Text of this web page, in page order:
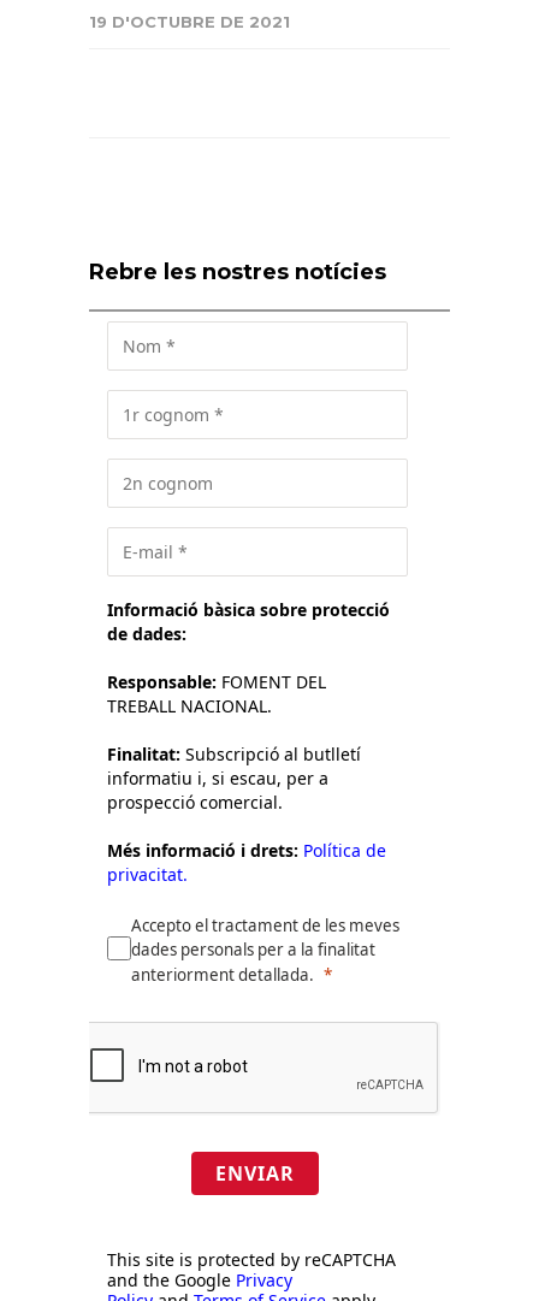
19 D'OCTUBRE DE 2021
Rebre les nostres notícies
Informació bàsica sobre protecció
de dades:
Responsable: FOMENT DEL
TREBALL NACIONAL.
Finalitat: Subscripció al butlletí
informatiu i, si escau, per a
prospecció comercial.
Més informació i drets: Política de
privacitat.
Accepto el tractament de les meves
dades personals per a la finalitat
anteriorment detallada.
ENVIAR
This site is protected by reCAPTCHA
and the Google Privacy